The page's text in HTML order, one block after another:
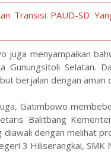
Transisi PAUD-SD
juga menyampaikan
Gunungsitoli Selatan.
berjalan dengan
Gatimbowo
Balitbang
diawali dengan melihat
3 Hiliserangkai,